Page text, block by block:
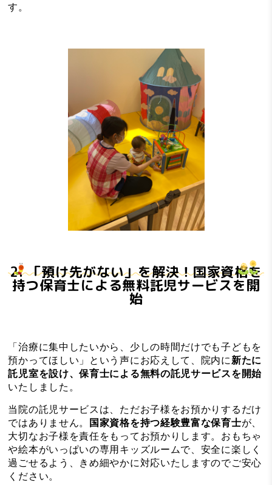
す。
2. 「預け先がない」を解決！国家資格を
持つ保育士による無料託児サービスを開
始
「治療に集中したいから、少しの時間だけでも子どもを
預かってほしい」という声にお応えして、院内に 新たに
託児室を設け、保育士による無料の託児サービスを開始
いたしました。
当院の託児サービスは、ただお子様をお預かりするだけ
ではありません。
国家資格を持つ経験豊富な保育士が、
大切なお子様を責任をもってお預かりします。おもちゃ
や絵本がいっぱいの専用キッズルームで、安全に楽しく
過ごせるよう、きめ細やかに対応いたしますのでご安心
ください。